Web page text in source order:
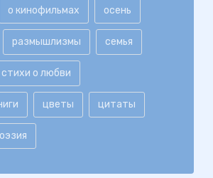
о кинофильмах осень
размышлизмы семья
стихи о любви
цветы цитаты